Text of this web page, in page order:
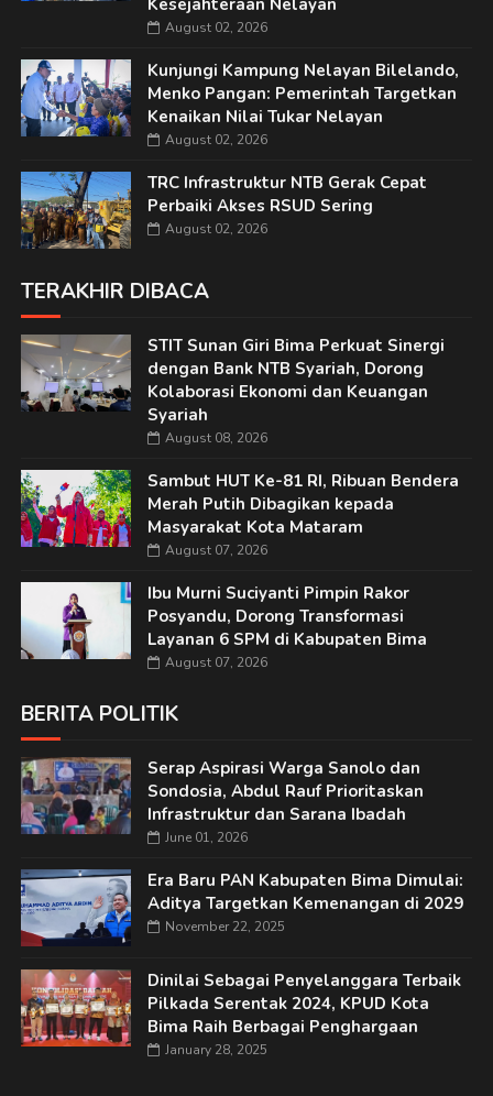
Kesejahteraan Nelayan
August 02, 2026
Kunjungi Kampung Nelayan Bilelando,
Menko Pangan: Pemerintah Targetkan
Kenaikan Nilai Tukar Nelayan
August 02, 2026
TRC Infrastruktur NTB Gerak Cepat
Perbaiki Akses RSUD Sering
August 02, 2026
TERAKHIR DIBACA
STIT Sunan Giri Bima Perkuat Sinergi
dengan Bank NTB Syariah, Dorong
Kolaborasi Ekonomi dan Keuangan
Syariah
August 08, 2026
Sambut HUT Ke-81 RI, Ribuan Bendera
Merah Putih Dibagikan kepada
Masyarakat Kota Mataram
August 07, 2026
Ibu Murni Suciyanti Pimpin Rakor
Posyandu, Dorong Transformasi
Layanan 6 SPM di Kabupaten Bima
August 07, 2026
BERITA POLITIK
Serap Aspirasi Warga Sanolo dan
Sondosia, Abdul Rauf Prioritaskan
Infrastruktur dan Sarana Ibadah
June 01, 2026
Era Baru PAN Kabupaten Bima Dimulai:
Aditya Targetkan Kemenangan di 2029
November 22, 2025
Dinilai Sebagai Penyelanggara Terbaik
Pilkada Serentak 2024, KPUD Kota
Bima Raih Berbagai Penghargaan
January 28, 2025